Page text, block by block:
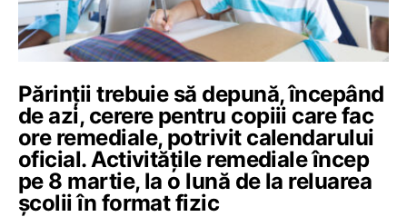
Părinții trebuie să depună, începând
de azi, cerere pentru copiii care fac
ore remediale, potrivit calendarului
oficial. Activitățile remediale încep
pe 8 martie, la o lună de la reluarea
școlii în format fizic